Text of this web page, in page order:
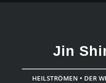
Jin
HEILSTRÖMEN • DER